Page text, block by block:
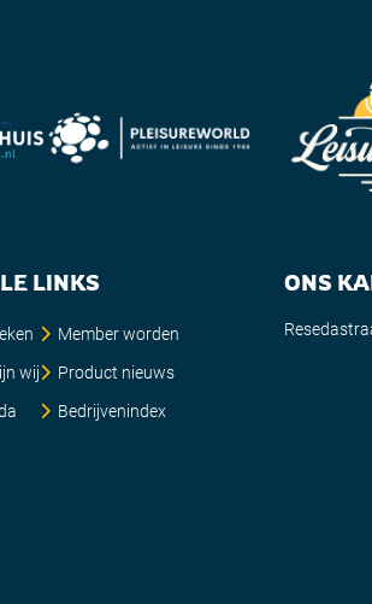
LINKS
wij
Member worden
Product nieuws
Bedrijvenindex
ONS